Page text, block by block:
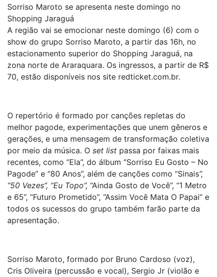
Sorriso Maroto se apresenta neste domingo no
Shopping Jaraguá
A região vai se emocionar neste domingo (6) com o
show do grupo Sorriso Maroto, a partir das 16h, no
estacionamento superior do Shopping Jaraguá, na
zona norte de Araraquara. Os ingressos, a partir de R$
70, estão disponíveis nos site redticket.com.br.
O repertório é formado por canções repletas do
melhor pagode, experimentações que unem gêneros e
gerações, e uma mensagem de transformação coletiva
por meio da música. O set list passa por faixas mais
recentes, como “Ela”, do álbum “Sorriso Eu Gosto – No
Pagode” e “80 Anos”, além de canções como “Sinais”,
“50 Vezes”, “Eu Topo”, “Ainda Gosto de Você”, “1 Metro
e 65”, “Futuro Prometido”, “Assim Você Mata O Papai” e
todos os sucessos do grupo também farão parte da
apresentação.
Sorriso Maroto, formado por Bruno Cardoso (voz),
Cris Oliveira (percussão e vocal), Sergio Jr (violão e